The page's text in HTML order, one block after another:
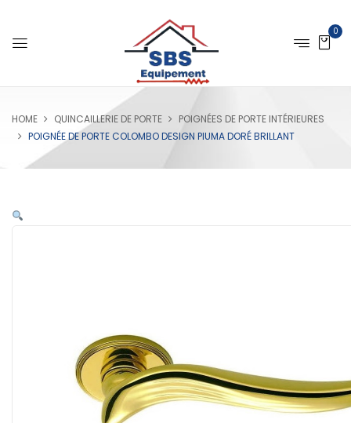
0
HOME QUINCAILLERIE DE PORTE
POIGNÉES DE PORTE INTÉRIEURES
POIGNÉE DE PORTE COLOMBO DESIGN PIUMA DORÉ BRILLANT